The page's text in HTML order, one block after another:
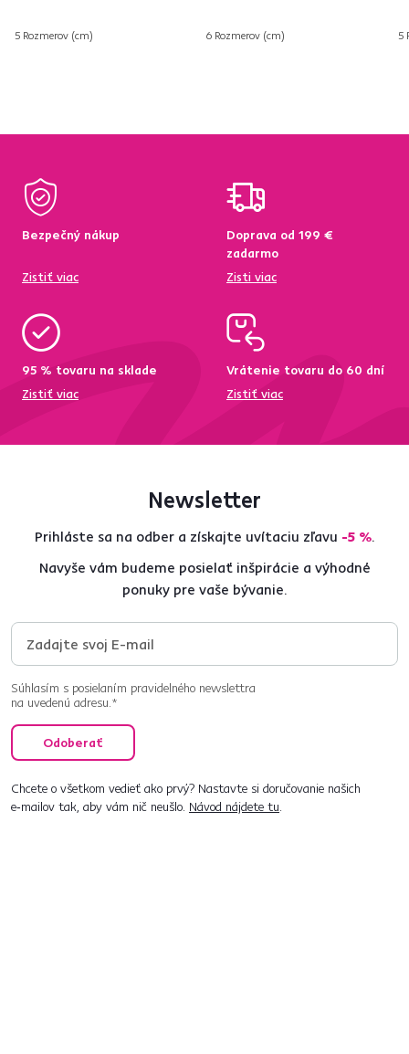
5 Rozmerov (cm) 6 Rozmerov (cm) 5
Bezpečný nákup
Zistiť viac
Doprava od 199 €
zadarmo
Zisti viac
95 % tovaru na sklade
Zistiť viac
Vrátenie tovaru do 60 dní
Zistiť viac
Newsletter
Prihláste sa na odber a získajte uvítaciu zľavu -5 %.
Navyše vám budeme posielať inšpirácie a výhodné
ponuky pre vaše bývanie.
Súhlasím s posielaním pravidelného newslettra
na uvedenú adresu.*
Odoberať
Chcete o všetkom vedieť ako prvý? Nastavte si doručovanie našich
e‑mailov tak, aby vám nič neušlo. Návod nájdete tu.